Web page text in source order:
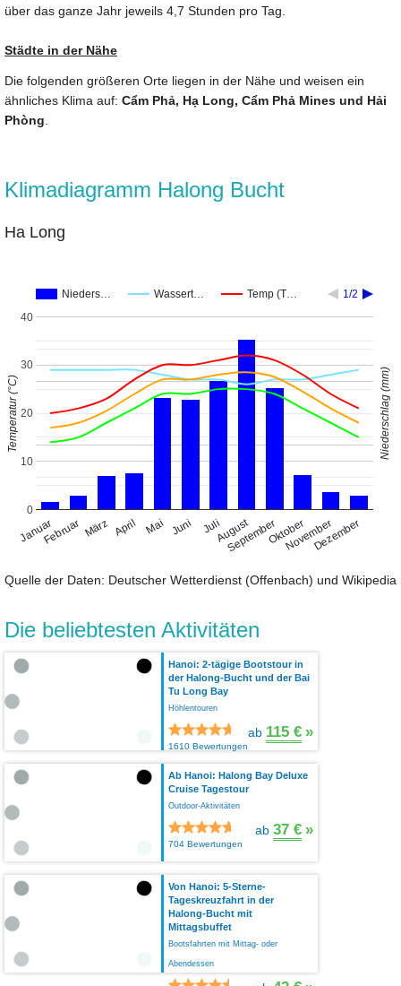
über das ganze Jahr jeweils 4,7 Stunden pro Tag.
Städte in der Nähe
Die folgenden größeren Orte liegen in der Nähe und weisen ein
ähnliches Klima auf: Cẩm Phả, Hạ Long, Cẩm Phả Mines und Hải
Phòng
Klimadiagramm Halong Bucht
Ha Long
Nieders… Wassert… Temp (T… 1/2
JanuarFebruar März April Mai Juni JuliAugust
SeptemberOktober
NovemberDezember
0
10
20
30
40
Temperatur (°C) Niederschlag (mm)
Quelle der Daten: Deutscher Wetterdienst (Offenbach) und Wikipedia
Die beliebtesten Aktivitäten
Hanoi: 2-tägige Bootstour in
der Halong-Bucht und der Bai
Tu Long Bay
Höhlentouren
1610 Bewertungen
ab 115 € »
Ab Hanoi: Halong Bay Deluxe
Cruise Tagestour
Outdoor-Aktivitäten
704 Bewertungen
ab 37 € »
Von Hanoi: 5-Sterne-
Tageskreuzfahrt in der
Halong-Bucht mit
Mittagsbuffet
Bootsfahrten mit Mittag- oder
Abendessen